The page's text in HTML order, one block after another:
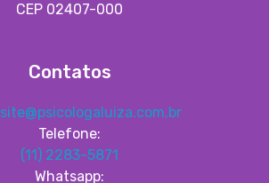
CEP 02407-000
Contatos
site@psicologaluiza.com.br
Telefone:
(11) 2283-5871
Whatsapp: